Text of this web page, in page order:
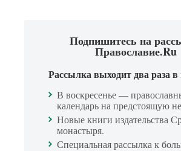
Подпишитесь на
Православие.Ru
Рассылка выходит два раза
В воскресенье —
календарь на предстоящую
Новые книги издательства
монастыря.
Специальная рассылка к